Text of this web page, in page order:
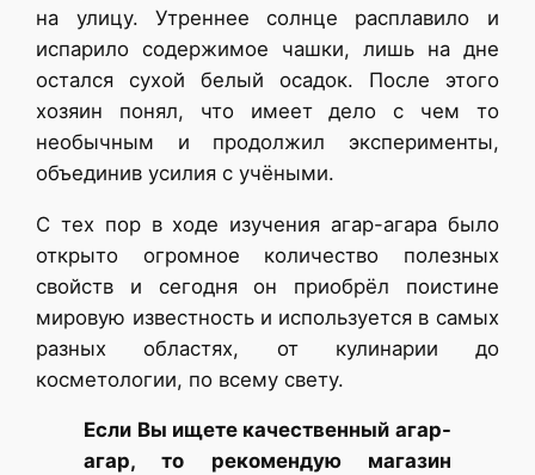
на улицу. Утреннее солнце расплавило и
испарило содержимое чашки, лишь на дне
остался сухой белый осадок. После этого
хозяин понял, что имеет дело с чем то
необычным и продолжил эксперименты,
объединив усилия с учёными.
С тех пор в ходе изучения агар-агара было
открыто огромное количество полезных
свойств и сегодня он приобрёл поистине
мировую известность и используется в самых
разных областях, от кулинарии до
косметологии, по всему свету.
Если Вы ищете качественный агар-
агар, то рекомендую магазин